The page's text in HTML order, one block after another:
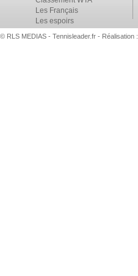
Les Français
Les espoirs
© RLS MEDIAS - Tennisleader.fr - Réalisation :